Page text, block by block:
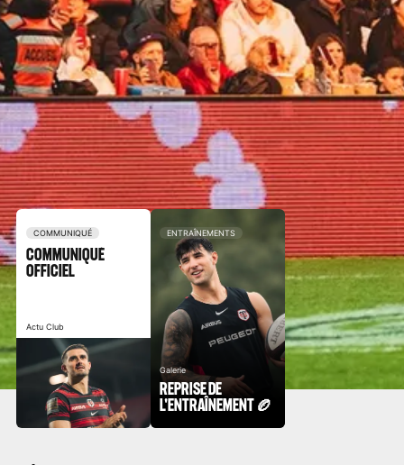
COMMUNIQUÉ
COMMUNIQUÉ
OFFICIEL
Actu Club
ENTRAÎNEMENTS
Galerie
REPRISE DE
L'ENTRAÎNEMENT 🏉